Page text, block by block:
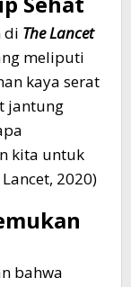
di The Lancet
meliputi
kaya serat
jantung
kita untuk
2020)
bahwa